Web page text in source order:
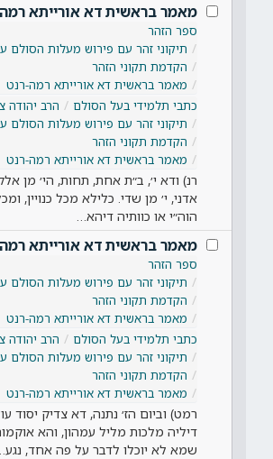
מאמר בראשית דא אורייתא
ספר הזהר
תיקוני זהר עם פירוש מעלות הסולם
הקדמת תקוני הזהר
מאמר בראשית דא אורייתא רמה-רנט
כתבי תלמידי בעל הסולם
הרב יהודה
תיקוני זהר עם פירוש מעלות הסולם
הקדמת תקוני הזהר
מאמר בראשית דא אורייתא רמה-רנט
רנ) ודא י׳, ב״ת אחת, תחות, הי׳ מן
אדני, י׳ מן שדי. כלילא מכל כנויין,
הוה״י או כוותיה דיהא…
מאמר בראשית דא אורייתא
ספר הזהר
תיקוני זהר עם פירוש מעלות הסולם
הקדמת תקוני הזהר
מאמר בראשית דא אורייתא רמה-רנט
כתבי תלמידי בעל הסולם
הרב יהודה
תיקוני זהר עם פירוש מעלות הסולם
הקדמת תקוני הזהר
מאמר בראשית דא אורייתא רמה-רנט
רמט) וביום הז׳ נתנה, דא צדיק יסוד
דיליה מלכות מליל עמהון, והא
שמא לא יוכלו לדבר על פה אחד, נגע…